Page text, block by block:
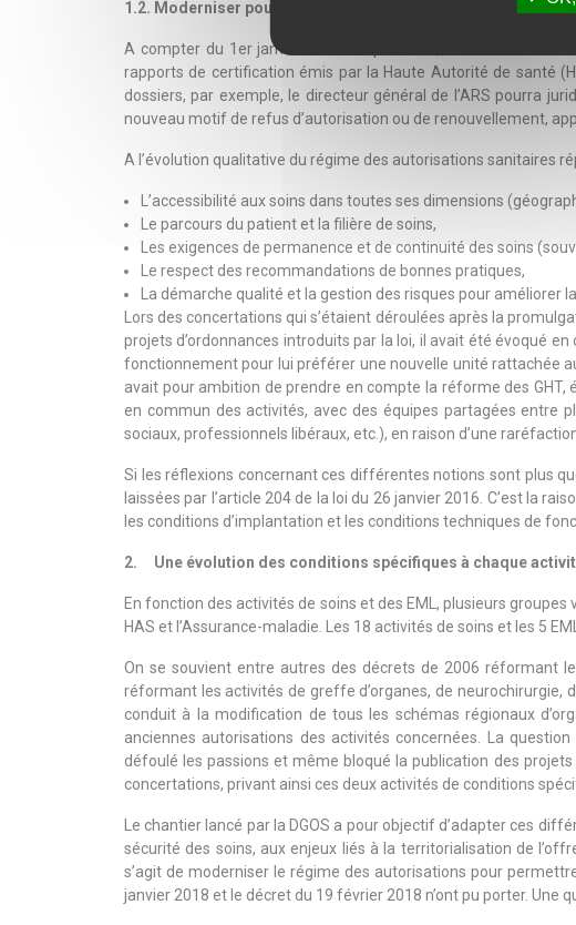
1.2. Moderniser pour permettre une meilleure prise en
A compter du 1er janvier 2019 au plus tard, l’ordonnance du
rapports de certification émis par la Haute Autorité de santé
dossiers, par exemple, le directeur général de l’ARS pourra
nouveau motif de refus d’autorisation ou de renouvellement,
A l’évolution qualitative du régime des autorisations sanitaires
L’accessibilité aux soins dans toutes ses dimensions
Le parcours du patient et la filière de soins,
Les exigences de permanence et de continuité des soins
Le respect des recommandations de bonnes pratiques,
La démarche qualité et la gestion des risques pour améliorer
Lors des concertations qui s’étaient déroulées après la
projets d’ordonnances introduits par la loi, il avait été évoqué
fonctionnement pour lui préférer une nouvelle unité rattachée
avait pour ambition de prendre en compte la réforme des
en commun des activités, avec des équipes partagées entre
sociaux, professionnels libéraux, etc.), en raison d’une
Si les réflexions concernant ces différentes notions sont plus
laissées par l’article 204 de la loi du 26 janvier 2016. C’est la
les conditions d’implantation et les conditions techniques de
2. Une évolution des conditions spécifiques à chaque
En fonction des activités de soins et des EML, plusieurs
HAS et l’Assurance-maladie. Les 18 activités de soins et les 5
On se souvient entre autres des décrets de 2006 réformant
réformant les activités de greffe d’organes, de
conduit à la modification de tous les schémas régionaux
anciennes autorisations des activités concernées. La
défoulé les passions et même bloqué la publication des
concertations, privant ainsi ces deux activités de conditions
Le chantier lancé par la DGOS a pour objectif d’adapter ces
sécurité des soins, aux enjeux liés à la territorialisation de
s’agit de moderniser le régime des autorisations pour
janvier 2018 et le décret du 19 février 2018 n’ont pu porter. Une